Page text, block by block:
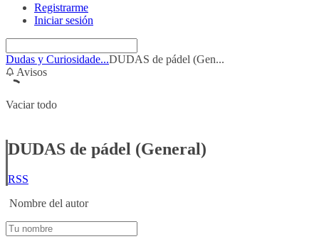
Registrarme
Iniciar sesión
Dudas y Curiosidade...DUDAS de pádel (Gen...
Avisos
Vaciar todo
DUDAS de pádel (General)
RSS
Nombre del autor